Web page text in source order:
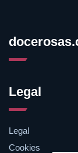
Legal
Legal
Cookies